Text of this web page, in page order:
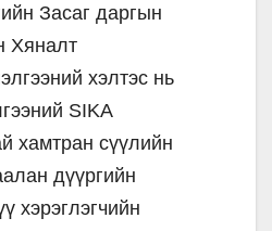
Засаг даргын
Хяналт
хэлтэс нь
SIKA
хамтран сүүлийн
дүүргийн
хэрэглэгчийн